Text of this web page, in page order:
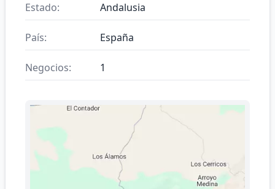
Estado: Andalusia
País: España
Negocios: 1